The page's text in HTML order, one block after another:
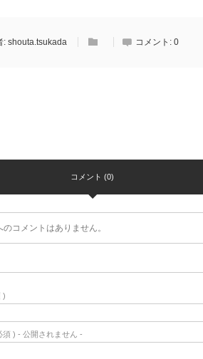
: shouta.tsukada コメント: 0
コメント (0)
のコメントはありません。
)
須 ) - 公開されません -